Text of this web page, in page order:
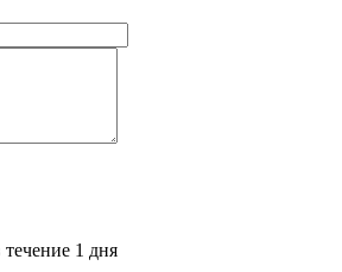
течение 1 дня